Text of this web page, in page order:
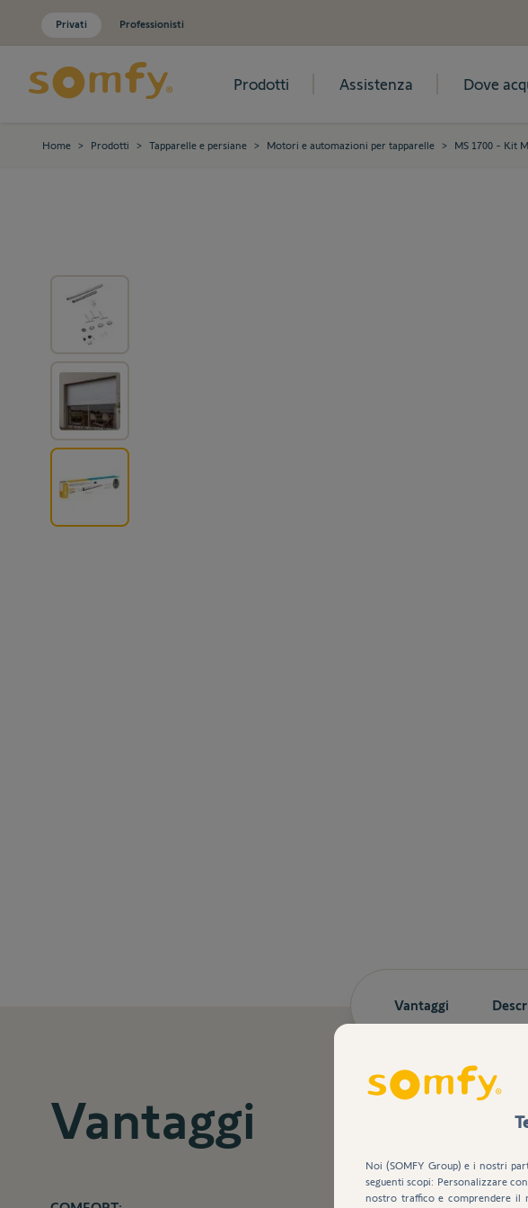
Privati Professionisti
Prodotti Assistenza Dove
Home > Prodotti > Tapparelle e persiane > Motori e automazioni per tapparelle > MS 1700 - Kit
View larger image
View larger image
Vantaggi
Vantaggi
Noi (SOMFY Group) e i nostri
seguenti scopi: Personalizzare
nostro traffico e comprendere il